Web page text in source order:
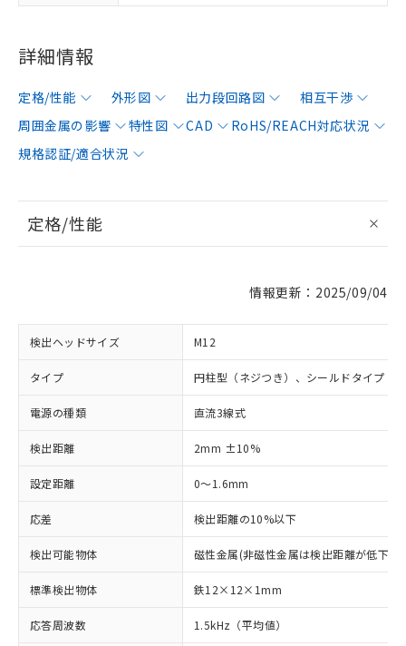
詳細情報
定格/性能 外形図 出力段回路図
相互干渉
周囲金属の影響
特性図 CAD
RoHS/REACH対応状況
規格認証/適合状況
定格/性能
情報更新：2025/09/04
検出ヘッドサイズ M12
タイプ 円柱型（ネジつき）、シールドタイプ
電源の種類 直流3線式
検出距離 2mm ±10%
設定距離 0～1.6mm
応差 検出距離の10%以下
検出可能物体 磁性金属(非磁性金属は検出距離が低下し
標準検出物体 鉄12×12×1mm
応答周波数 1.5kHz（平均値）